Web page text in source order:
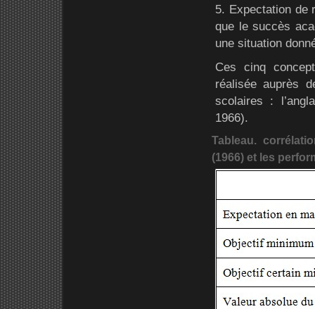
5. Expectation de
que le succès
une situation
Ces cinq
réalisée auprès
scolaires :
1966).
Tableau.
(1966) et les